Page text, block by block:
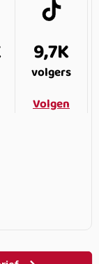
9,7K
volgers
Volgen